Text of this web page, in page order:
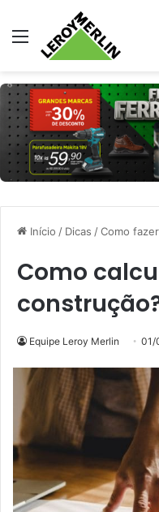
Menu
Início / Dicas /Como fazer
Como
Equipe Leroy Merlin 01/